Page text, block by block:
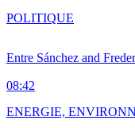
Entre Sánchez and
08:42
POLITIQUE
ENERGIE,